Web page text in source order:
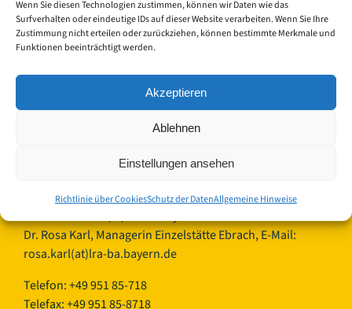
Wenn Sie diesen Technologien zustimmen, können wir Daten wie das
Surfverhalten oder eindeutige IDs auf dieser Website verarbeiten. Wenn Sie Ihre
Zustimmung nicht erteilen oder zurückziehen, können bestimmte Merkmale und
Funktionen beeinträchtigt werden.
Akzeptieren
Ablehnen
Einstellungen ansehen
Richtlinie über CookiesSchutz der DatenAllgemeine Hinweise
Landkreis Bamberg
Europäisches Kulturerbe-Siegel/Cisterscapes
Ludwigstraße 23
Germany
für das Europäisches Kulturerbe-Siegel, E-Mail:
alexandra.baier(at)lra-ba.bayern.de
Dr. Rosa Karl, Managerin Einzelstätte Ebrach, E-Mail:
rosa.karl(at)lra-ba.bayern.de
Telefon: +49 951 85-718
Telefax: +49 951 85-8718